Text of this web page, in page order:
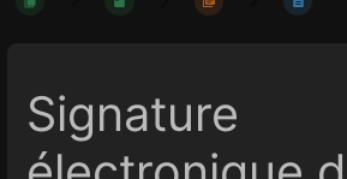
Signature